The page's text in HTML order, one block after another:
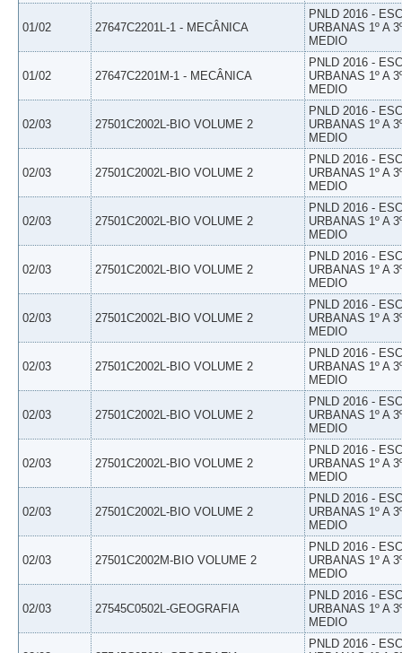
01/02 27647C2201L-1 - MECÂNICA
PNLD 2016 -
URBANAS 1º A
MEDIO
01/02 27647C2201M-1 - MECÂNICA
PNLD 2016 -
URBANAS 1º A
MEDIO
02/03 27501C2002L-BIO VOLUME 2
PNLD 2016 -
URBANAS 1º A
MEDIO
02/03 27501C2002L-BIO VOLUME 2
PNLD 2016 -
URBANAS 1º A
MEDIO
02/03 27501C2002L-BIO VOLUME 2
PNLD 2016 -
URBANAS 1º A
MEDIO
02/03 27501C2002L-BIO VOLUME 2
PNLD 2016 -
URBANAS 1º A
MEDIO
02/03 27501C2002L-BIO VOLUME 2
PNLD 2016 -
URBANAS 1º A
MEDIO
02/03 27501C2002L-BIO VOLUME 2
PNLD 2016 -
URBANAS 1º A
MEDIO
02/03 27501C2002L-BIO VOLUME 2
PNLD 2016 -
URBANAS 1º A
MEDIO
02/03 27501C2002L-BIO VOLUME 2
PNLD 2016 -
URBANAS 1º A
MEDIO
02/03 27501C2002L-BIO VOLUME 2
PNLD 2016 -
URBANAS 1º A
MEDIO
02/03 27501C2002M-BIO VOLUME 2
PNLD 2016 -
URBANAS 1º A
MEDIO
02/03 27545C0502L-GEOGRAFIA
PNLD 2016 -
URBANAS 1º A
MEDIO
PNLD 2016 -